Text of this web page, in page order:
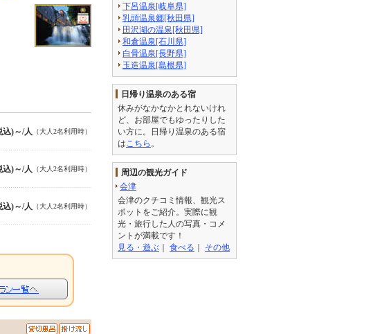
込)～/人 （大人2名利用時）
込)～/人 （大人2名利用時）
込)～/人 （大人2名利用時）
下呂温泉[岐阜県]
乳頭温泉郷[秋田県]
田沢湖の温泉[秋田県]
和倉温泉[石川県]
白骨温泉[長野県]
玉造温泉[島根県]
日帰り温泉のある宿
休みがなかなかとれないけれ
ど、お部屋でもゆったりした
い方に。日帰り温泉のある宿
は こちら 。
周辺の観光ガイド
会津
会津のクチコミ情報、観光ス
ポットをご紹介。実際に観
光・旅行した人の写真・コメ
ントが満載です！
見る・遊ぶ ｜ 食べる ｜ その他